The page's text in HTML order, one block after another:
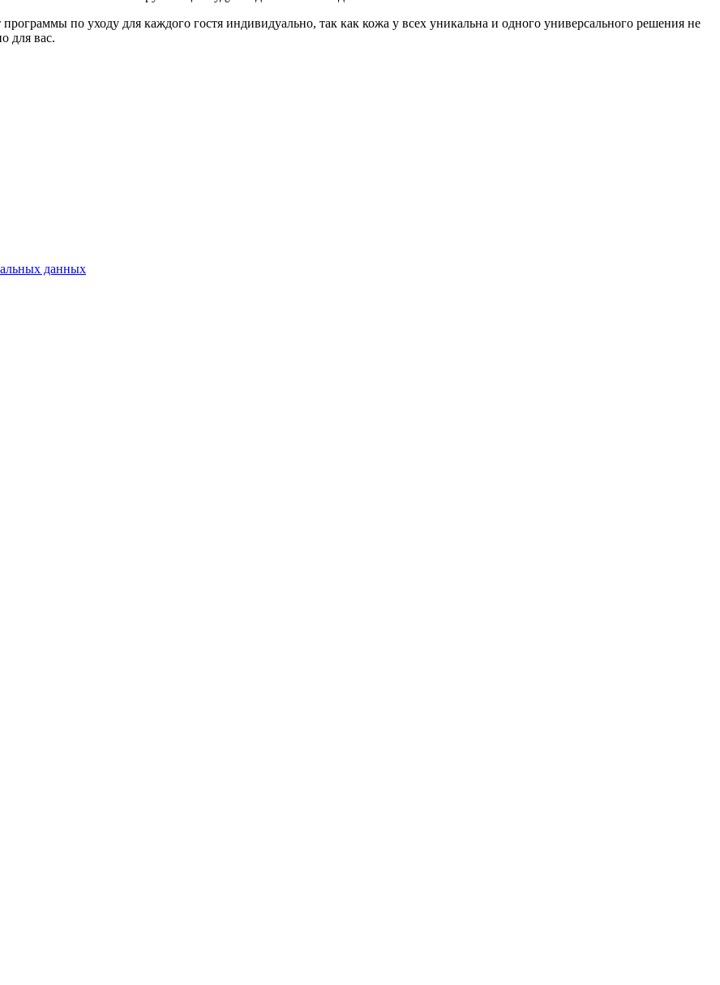
по уходу для каждого гостя индивидуально, так как кожа у всех уникальна и одного универсального решения не
для вас.
данных